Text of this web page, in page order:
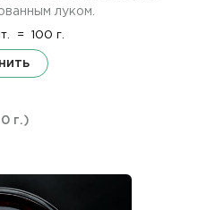
луком.
= 100 г.
г.)